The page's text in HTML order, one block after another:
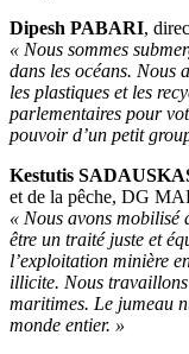
Dipesh PABARI,
« Nous sommes
dans les océans. Nous
les plastiques et les
parlementaires pour
pouvoir d’un petit
Kestutis
et de la pêche, DG
« Nous avons mobilisé
être un traité juste et
l’exploitation minière
illicite. Nous
maritimes. Le jumeau
monde entier. »